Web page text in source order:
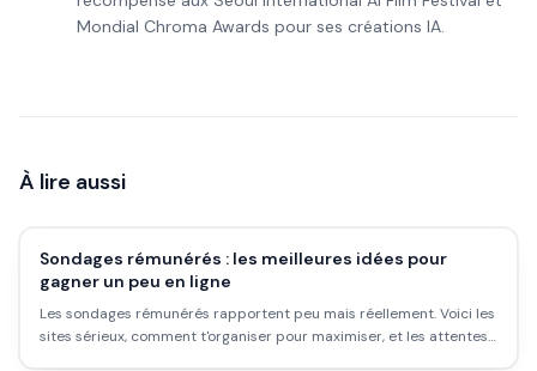
Mondial Chroma Awards pour ses créations IA.
À lire aussi
Sondages rémunérés : les meilleures idées pour
gagner un peu en ligne
Les sondages rémunérés rapportent peu mais réellement. Voici les
sites sérieux, comment t'organiser pour maximiser, et les attentes